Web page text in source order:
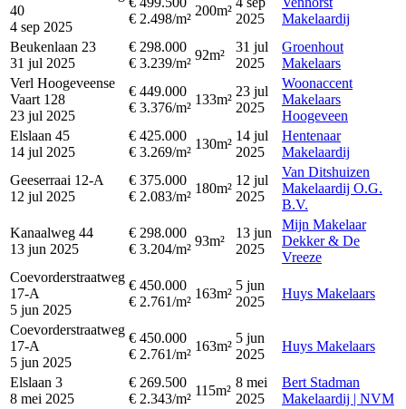
40
4 sep 2025
€ 2.498/m²
200m²
2025
Makelaardij
Beukenlaan 23
31 jul 2025
€ 298.000
€ 3.239/m²
92m²
31 jul
2025
Groenhout
Makelaars
Verl Hoogeveense
Vaart 128
23 jul 2025
€ 449.000
€ 3.376/m²
133m²
23 jul
2025
Woonaccent
Makelaars
Hoogeveen
Elslaan 45
14 jul 2025
€ 425.000
€ 3.269/m²
130m²
14 jul
2025
Hentenaar
Makelaardij
Geeserraai 12-A
12 jul 2025
€ 375.000
€ 2.083/m²
180m²
12 jul
2025
Van Ditshuizen
Makelaardij O.G.
B.V.
Kanaalweg 44
13 jun 2025
€ 298.000
€ 3.204/m²
93m²
13 jun
2025
Mijn Makelaar
Dekker & De
Vreeze
Coevorderstraatweg
17-A
5 jun 2025
€ 450.000
€ 2.761/m²
163m²
5 jun
2025
Huys Makelaars
Coevorderstraatweg
17-A
5 jun 2025
€ 450.000
€ 2.761/m²
163m²
5 jun
2025
Huys Makelaars
Elslaan 3
8 mei 2025
€ 269.500
€ 2.343/m²
115m²
8 mei
2025
Bert Stadman
Makelaardij | NVM